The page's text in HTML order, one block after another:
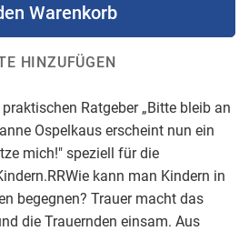
Warenkorb
HINZUFÜGEN
Ratgeber „Bitte bleib an
Ospelkaus erscheint nun ein
mich!" speziell für die
kann man Kindern in
begegnen? Trauer macht das
die Trauernden einsam. Aus